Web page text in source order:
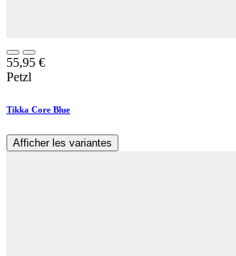
55,95 €
Petzl
Tikka Core Blue
Afficher les variantes